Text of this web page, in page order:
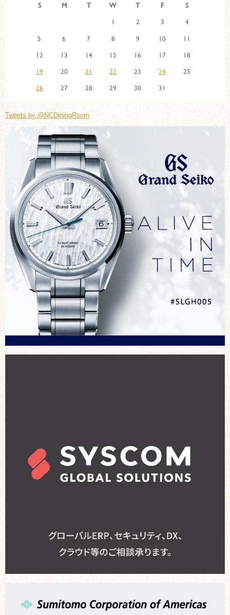
S M T W T F
S
1
2 3
4
5
6 7 8 9 10
11
12
13 14 15 16 17
18
19
20 21 22 23 24
25
26
27 28 29 30 31
Tweets by @NCDiningRoom